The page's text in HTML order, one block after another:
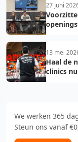
27 juni
13 mei
Haal de
clinics
We werken 365
Steun ons vanaf